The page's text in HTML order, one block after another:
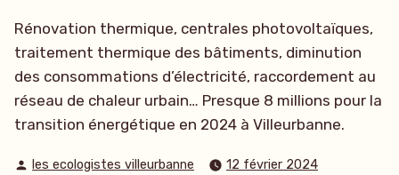
Rénovation thermique, centrales photovoltaïques,
traitement thermique des bâtiments, diminution
des consommations d’électricité, raccordement au
réseau de chaleur urbain… Presque 8 millions pour la
transition énergétique en 2024 à Villeurbanne.
Publié
les ecologistes villeurbanne
12 février 2024